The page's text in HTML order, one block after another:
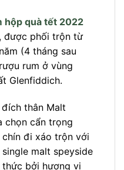
hộp quà tết 2022
được phối trộn từ
(4 tháng sau
rum ở vùng
Glenfiddich.
thân Malt
chọn cẩn trọng
đi xáo trộn với
malt speyside
bởi hương vị